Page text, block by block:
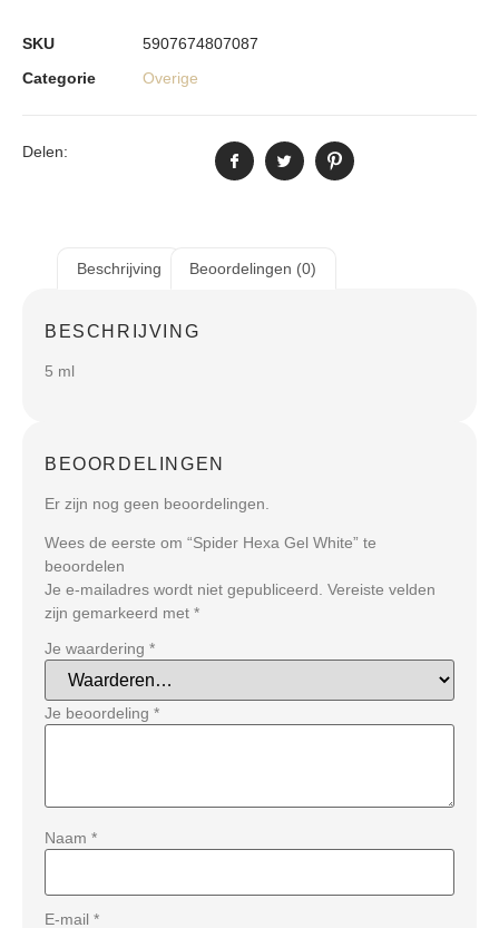
SKU
5907674807087
Categorie
Overige
Delen:
Beschrijving Beoordelingen (0)
BESCHRIJVING
5 ml
BEOORDELINGEN
Er zijn nog geen beoordelingen.
Wees de eerste om “Spider Hexa Gel White” te
beoordelen
Je e-mailadres wordt niet gepubliceerd. Vereiste velden
zijn gemarkeerd met *
Je waardering *
Je beoordeling *
Naam *
E-mail *